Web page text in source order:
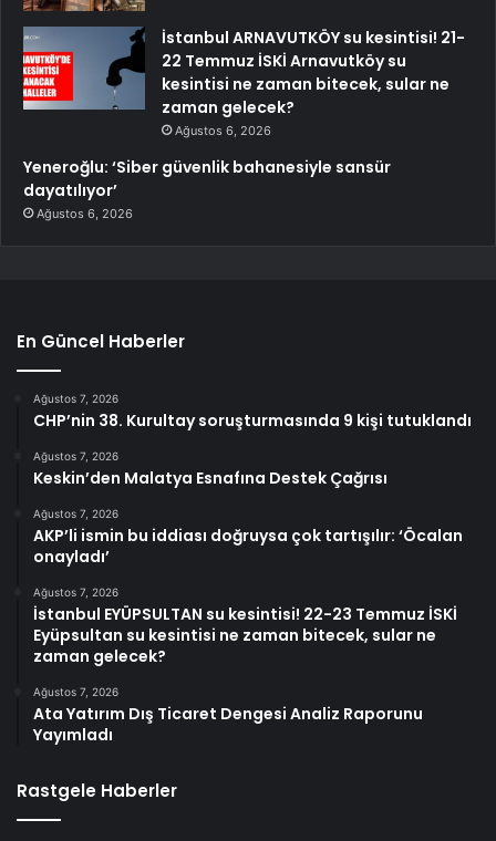
İstanbul ARNAVUTKÖY su kesintisi! 21-
22 Temmuz İSKİ Arnavutköy su
kesintisi ne zaman bitecek, sular ne
zaman gelecek?
Ağustos 6, 2026
Yeneroğlu: ‘Siber güvenlik bahanesiyle sansür
dayatılıyor’
Ağustos 6, 2026
En Güncel Haberler
Ağustos 7, 2026
CHP’nin 38. Kurultay soruşturmasında 9 kişi tutuklandı
Ağustos 7, 2026
Keskin’den Malatya Esnafına Destek Çağrısı
Ağustos 7, 2026
AKP’li ismin bu iddiası doğruysa çok tartışılır: ‘Öcalan
onayladı’
Ağustos 7, 2026
İstanbul EYÜPSULTAN su kesintisi! 22-23 Temmuz İSKİ
Eyüpsultan su kesintisi ne zaman bitecek, sular ne
zaman gelecek?
Ağustos 7, 2026
Ata Yatırım Dış Ticaret Dengesi Analiz Raporunu
Yayımladı
Rastgele Haberler